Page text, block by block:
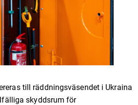
till räddningsväsendet i Ukraina
skyddsrum för